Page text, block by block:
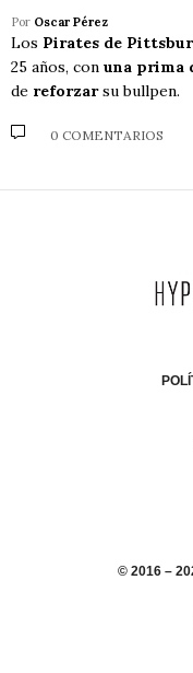
Por Oscar Pérez
Los Pirates de
25 años, con una prima
de reforzarsu bullpen.
0 COMENTARIOS
© 2016 –